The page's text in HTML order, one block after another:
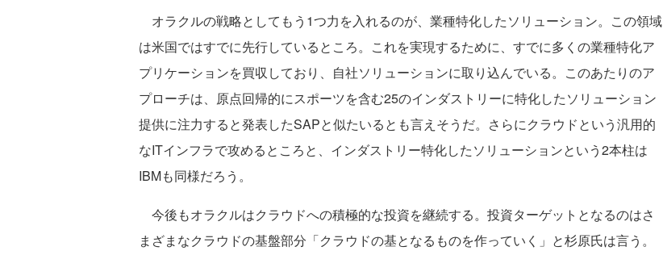
オラクルの戦略としてもう1つ力を入れるのが、業種特化したソリューション。この領域
は米国ではすでに先行しているところ。これを実現するために、すでに多くの業種特化ア
プリケーションを買収しており、自社ソリューションに取り込んでいる。このあたりのア
プローチは、原点回帰的にスポーツを含む25のインダストリーに特化したソリューション
提供に注力すると発表したSAPと似たいるとも言えそうだ。さらにクラウドという汎用的
なITインフラで攻めるところと、インダストリー特化したソリューションという2本柱は
IBMも同様だろう。
今後もオラクルはクラウドへの積極的な投資を継続する。投資ターゲットとなるのはさ
まざまなクラウドの基盤部分「クラウドの基となるものを作っていく」と杉原氏は言う。